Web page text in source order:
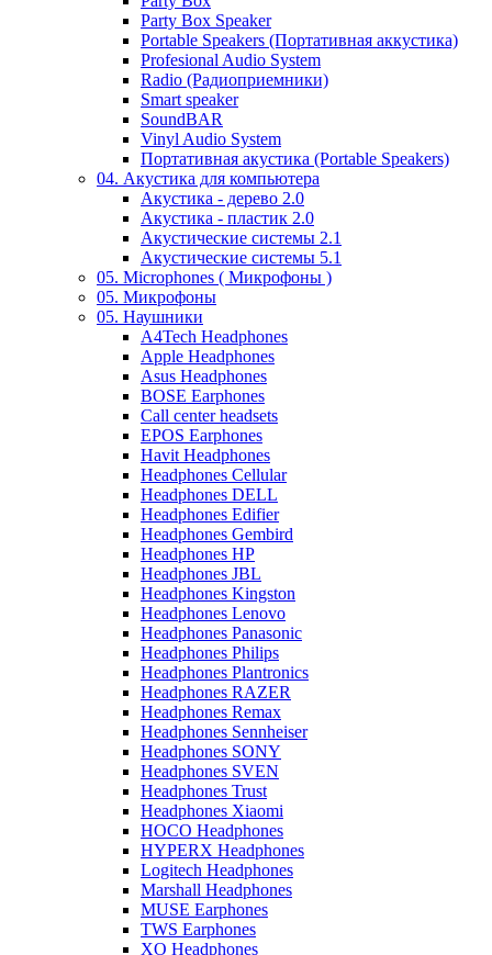
Party Box Speaker
Portable Speakers (Портативная аккустика)
Profesional Audio System
Radio (Радиоприемники)
Smart speaker
SoundBAR
Vinyl Audio System
Портативная акустика (Portable Speakers)
04. Акустика для компьютера
Акустика - дерево 2.0
Акустика - пластик 2.0
Акустические системы 2.1
Акустические системы 5.1
05. Microphones ( Микрофоны )
05. Микрофоны
05. Наушники
A4Tech Headphones
Apple Headphones
Asus Headphones
BOSE Earphones
Call center headsets
EPOS Earphones
Havit Headphones
Headphones Cellular
Headphones DELL
Headphones Edifier
Headphones Gembird
Headphones HP
Headphones JBL
Headphones Kingston
Headphones Lenovo
Headphones Panasonic
Headphones Philips
Headphones Plantronics
Headphones RAZER
Headphones Remax
Headphones Sennheiser
Headphones SONY
Headphones SVEN
Headphones Trust
Headphones Xiaomi
HOCO Headphones
HYPERX Headphones
Logitech Headphones
Marshall Headphones
MUSE Earphones
TWS Earphones
XO Headphones